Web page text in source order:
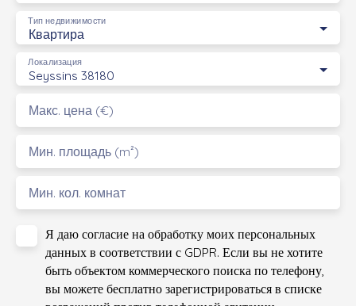
Квартира
Тип недвижимости
Seyssins 38180
Локализация
Макс. цена (€)
Мин. площадь (m²)
Мин. кол. комнат
Я даю согласие на обработку моих персональных
данных в соответствии с GDPR. Если вы не хотите
быть объектом коммерческого поиска по телефону,
вы можете бесплатно зарегистрироваться в списке